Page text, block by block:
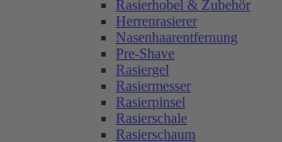
Rasierhobel & Zubehör
Herrenrasierer
Nasenhaarentfernung
Pre-Shave
Rasiergel
Rasiermesser
Rasierpinsel
Rasierschale
Rasierschaum